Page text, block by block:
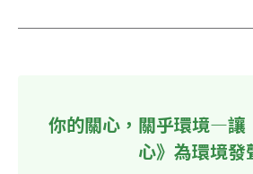
你的關心，關乎環境—讓
心》為環境發